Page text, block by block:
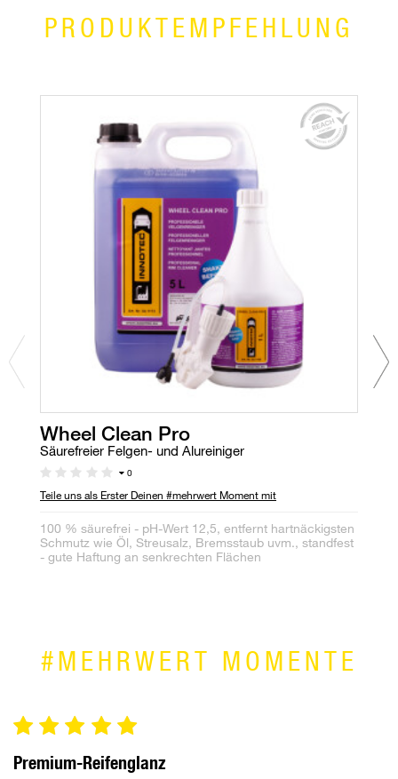
PRODUKTEMPFEHLUNG
Wheel Clean Pro
Säurefreier Felgen- und Alureiniger
0
Teile uns als Erster Deinen #mehrwert Moment mit
100 % säurefrei - pH-Wert 12,5, entfernt hartnäckigsten
Schmutz wie Öl, Streusalz, Bremsstaub uvm., standfest
- gute Haftung an senkrechten Flächen
#MEHRWERT MOMENTE
Premium-Reifenglanz